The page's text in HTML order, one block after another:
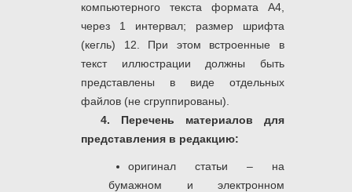
компьютерного текста формата А4,
через 1 интервал; размер шрифта
(кегль) 12. При этом встроенные в
текст иллюстрации должны быть
представлены в виде отдельных
файлов (не сгруппированы).
4. Перечень материалов для
представления в редакцию:
оригинал статьи – на
бумажном и электронном